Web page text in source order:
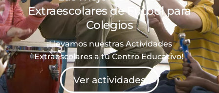
Extraescolares deFútbolpara
Colegios
¡Llevamos nuestras Actividades
Extraescolares a tu Centro Educativo!
Ver actividades